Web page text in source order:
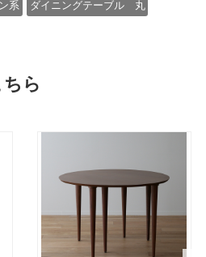
系 ダイニングテーブル 丸
ら